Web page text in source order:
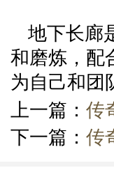
地下长廊
和磨炼，配
为自己和团
上一篇： 传
下一篇： 传